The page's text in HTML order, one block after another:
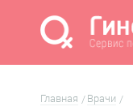
Главная Врачи